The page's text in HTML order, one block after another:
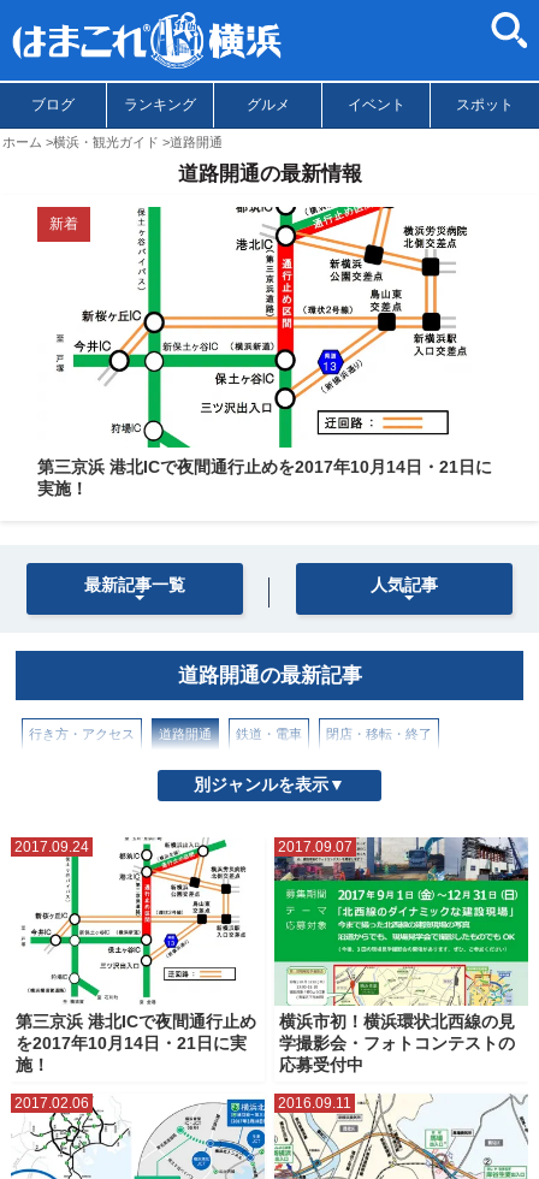
ブログ ランキング グルメ イベント スポット
ホーム 横浜・観光ガイド 道路開通
道路開通の最新情報
新着
第三京浜 港北ICで夜間通行止めを2017年10月14日・21日に
実施！
最新記事一覧 人気記事
道路開通の最新記事
行き方・アクセス 道路開通 鉄道・電車 閉店・移転・終了
別ジャンルを表示▼
2017.09.24
第三京浜 港北ICで夜間通行止め
を2017年10月14日・21日に実
施！
2017.09.07
横浜市初！横浜環状北西線の見
学撮影会・フォトコンテストの
応募受付中
2017.02.06 2016.09.11